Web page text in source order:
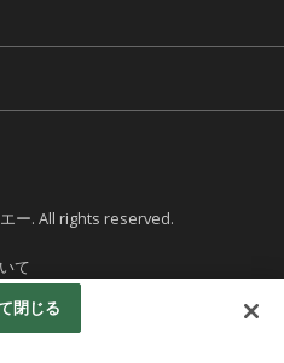
ー. All rights reserved.
て
閉じる